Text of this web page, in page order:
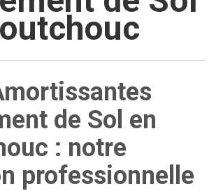
de Sol en
: notre
professionnelle